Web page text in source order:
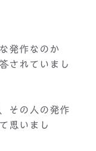
発作なのか
されていまし
その人の発作
思いまし